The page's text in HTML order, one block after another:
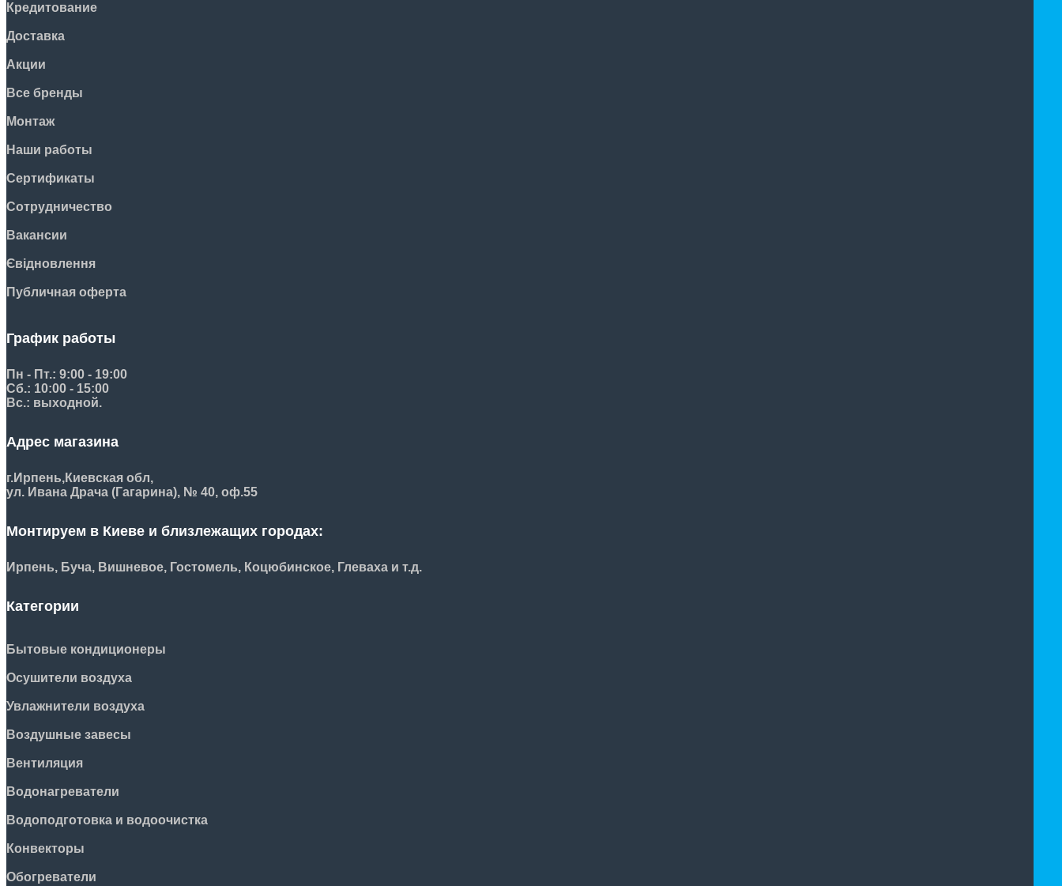
Кредитование
Доставка
Акции
Все бренды
Монтаж
Наши работы
Сертификаты
Сотрудничество
Вакансии
Євідновлення
Публичная оферта
График работы
Пн - Пт.: 9:00 - 19:00
Сб.: 10:00 - 15:00
Вс.: выходной.
Адрес магазина
г.Ирпень,Киевская обл,
ул. Ивана Драча (Гагарина), № 40, оф.55
Монтируем в Киеве и близлежащих городах:
Ирпень, Буча, Вишневое, Гостомель, Коцюбинское, Глеваха и т.д.
Категории
Бытовые кондиционеры
Осушители воздуха
Увлажнители воздуха
Воздушные завесы
Вентиляция
Водонагреватели
Водоподготовка и водоочистка
Конвекторы
Обогреватели